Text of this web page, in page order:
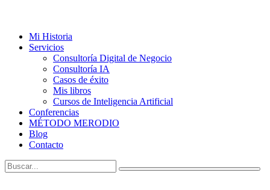
Mi Historia
Servicios
Consultoría Digital de Negocio
Consultoría IA
Casos de éxito
Mis libros
Cursos de Inteligencia Artificial
Conferencias
MÉTODO MERODIO
Blog
Contacto